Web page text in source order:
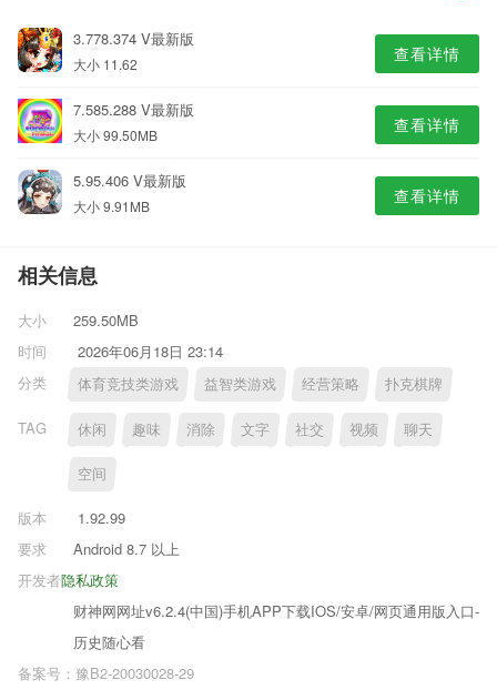
3.778.374 V最新版
大小 11.62 查看详情
7.585.288 V最新版
大小 99.50MB 查看详情
5.95.406 V最新版
大小 9.91MB 查看详情
相关信息
大小
259.50MB
时间
2026年06月18日 23:14
分类
体育竞技类游戏 益智类游戏 经营策略 扑克棋牌
TAG 休闲 趣味 消除 文字 社交 视频 聊天
空间
版本
1.92.99
要求
Android 8.7 以上
隐私政策
开发者
财神网网址v6.2.4(中国)手机APP下载IOS/安卓/网页通用版入口-
历史随心看
备案号：豫B2-20030028-29